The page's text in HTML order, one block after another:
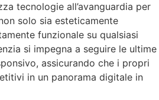
tecnologie all’avanguardia per
solo sia esteticamente
funzionale su qualsiasi
si impegna a seguire le ultime
assicurando che i propri
in un panorama digitale in